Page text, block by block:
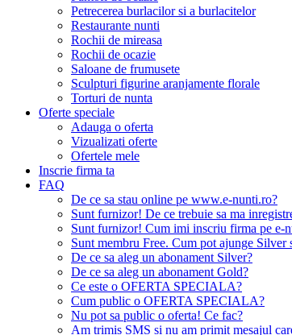
Petrecerea burlacilor si a burlacitelor
Restaurante nunti
Rochii de mireasa
Rochii de ocazie
Saloane de frumusete
Sculpturi figurine aranjamente florale
Torturi de nunta
Oferte speciale
Adauga o oferta
Vizualizati oferte
Ofertele mele
Inscrie firma ta
FAQ
De ce sa stau online pe www.e-nunti.ro?
Sunt furnizor! De ce trebuie sa ma
Sunt furnizor! Cum imi inscriu firma pe e-
Sunt membru Free. Cum pot ajunge Silver
De ce sa aleg un abonament Silver?
De ce sa aleg un abonament Gold?
Ce este o OFERTA SPECIALA?
Cum public o OFERTA SPECIALA?
Nu pot sa public o oferta! Ce fac?
Am trimis SMS si nu am primit mesajul